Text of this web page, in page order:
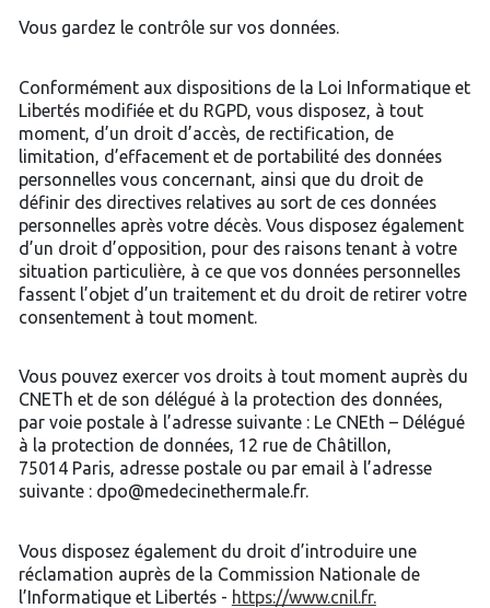
Vous gardez le contrôle sur vos données.
Conformément aux dispositions de la Loi Informatique et
Libertés modifiée et du RGPD, vous disposez, à tout
moment, d’un droit d’accès, de rectification, de
limitation, d’effacement et de portabilité des données
personnelles vous concernant, ainsi que du droit de
définir des directives relatives au sort de ces données
personnelles après votre décès. Vous disposez également
d’un droit d’opposition, pour des raisons tenant à votre
situation particulière, à ce que vos données personnelles
fassent l’objet d’un traitement et du droit de retirer votre
consentement à tout moment.
Vous pouvez exercer vos droits à tout moment auprès du
CNETh et de son délégué à la protection des données,
par voie postale à l’adresse suivante : Le CNEth – Délégué
à la protection de données, 12 rue de Châtillon,
75014 Paris, adresse postale ou par email à l’adresse
suivante : dpo@medecinethermale.fr.
Vous disposez également du droit d’introduire une
réclamation auprès de la Commission Nationale de
l’Informatique et Libertés - https://www.cnil.fr.